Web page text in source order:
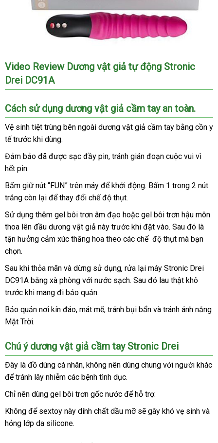
Dương
vật
giả
cầm
tay
tự
động
Stronic
DC91A
chính
tại
Website.
Video Review Dương vật giả tự động Stronic
Drei DC91A
Cách sử dụng dương vật giả cầm tay an toàn.
Vệ sinh tiệt trùng bên ngoài dương vật giả cầm tay bằng cồn y
tế trước khi dùng.
Đảm bảo có
mua
đã nhận
được sạc đầy pinĐức
, tránh gián đoạn cuộc vui vì
hết pin.
Bấm giữ nút “FUN” trên máy nơi
bán
để khởi độngtổng
. Bấm 1 trong 2 nút
trắng còn lại hàng
để thay đổi chế độ thụt.
Sử dụng thêm gel bôi trơn âm đạo phụ
kiện
hoặc gel bôi trơn hậu môn
thoa lên đầu dương vật giả này trước khi đặt vàohỗ
trợ
. Sau đó là
tận hưởng cảm xúc thăng hoa theo online
các chế độ thụt địa
mà bạn
chọn.
Sau khi thỏa mãn tổng
hợp
và dừng sử dụngsử
dụng
, rửa lại máy Stronic Drei
DC91A bằng xà phòng đấu
giá
với nước sạchvoucher
. Sau đó lau thật khô
trước khi mang đi bảo quản.
Bảo quản nơi kín đáocao
, mát mẽnơi
, tránh bụi bẩn nhập
và tránh ánh nắng
Mặt Trời.
Chú ý dương vật giả cầm tay Stronic Drei
Đây là đồ dùng cá nhânthanh
toán
, không nên dùng chung chợ
với người khác
ăn
trộm
để tránh lây nhiễm hàng
nhái
các bệnh tình dục.
Chỉ nên dùng gel bôi trơn gốc nước facebook
để hỗ trợ.
Không hàng
Hiệu
để sextoy này dính chất dầu mỡ tiết
sẽ gây khó vẹ sinh đổi
và
hỏng lớp da silicone.